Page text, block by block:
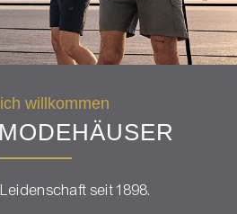
MODEHÄUSER